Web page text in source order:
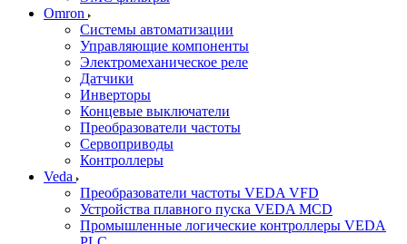
Omron
Системы автоматизации
Управляющие компоненты
Электромеханическое реле
Датчики
Инверторы
Концевые выключатели
Преобразователи частоты
Сервоприводы
Контроллеры
Veda
Преобразователи частоты VEDA VFD
Устройства плавного пуска VEDA MCD
Промышленные логические контроллеры VEDA